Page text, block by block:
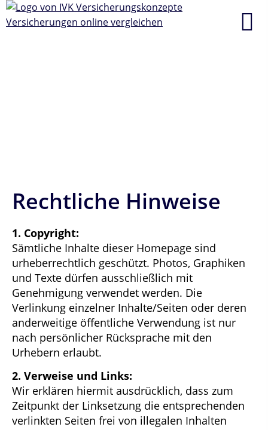
Rechtliche Hinweise
1. Copyright:
Sämtliche Inhalte dieser Homepage sind
urheberrechtlich geschützt. Photos, Graphiken
und Texte dürfen ausschließlich mit
Genehmigung verwendet werden. Die
Verlinkung einzelner Inhalte/Seiten oder deren
anderweitige öffentliche Verwendung ist nur
nach persönlicher Rücksprache mit den
Urhebern erlaubt.
2. Verweise und Links:
Wir erklären hiermit ausdrücklich, dass zum
Zeitpunkt der Linksetzung die entsprechenden
verlinkten Seiten frei von illegalen Inhalten